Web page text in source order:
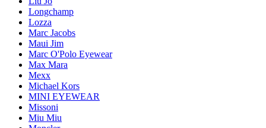
Longchamp
Lozza
Marc Jacobs
Maui Jim
Marc O'Polo Eyewear
Max Mara
Mexx
Michael Kors
MINI EYEWEAR
Missoni
Miu Miu